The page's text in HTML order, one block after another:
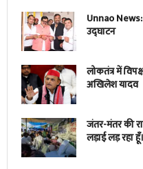
Unnao
उद्घाटन
लोकतंत्र में
अखिलेश यादव
जंतर-मंतर की
लड़ाई लड़ रहा हूँ।